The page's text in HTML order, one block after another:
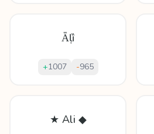
Ǟḷȉ
+1007 -965
★ Ali ◆